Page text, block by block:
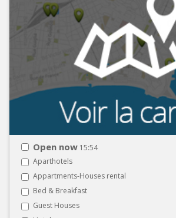
Open now 15:54
Aparthotels
Appartments-Houses rental
Bed & Breakfast
Guest Houses